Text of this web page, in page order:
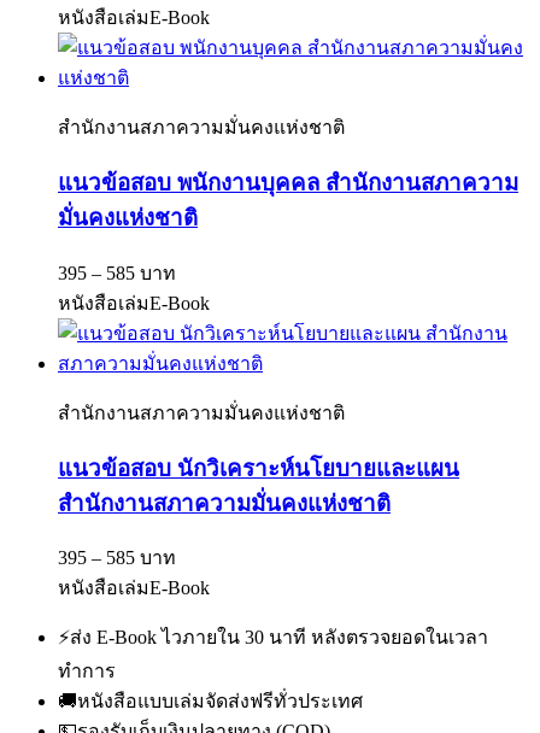
หนังสือเล่มE-Book
สำนักงานสภาความมั่นคงแห่งชาติ
แนวข้อสอบ พนักงานบุคคล สำนักงานสภาความ
มั่นคงแห่งชาติ
395 – 585 บาท
หนังสือเล่มE-Book
สำนักงานสภาความมั่นคงแห่งชาติ
แนวข้อสอบ นักวิเคราะห์นโยบายและแผน
สำนักงานสภาความมั่นคงแห่งชาติ
395 – 585 บาท
หนังสือเล่มE-Book
⚡ส่ง E-Book ไวภายใน 30 นาที หลังตรวจยอดในเวลา
ทำการ
🚚หนังสือแบบเล่มจัดส่งฟรีทั่วประเทศ